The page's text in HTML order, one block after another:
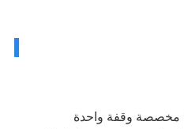
وقفة واحدة